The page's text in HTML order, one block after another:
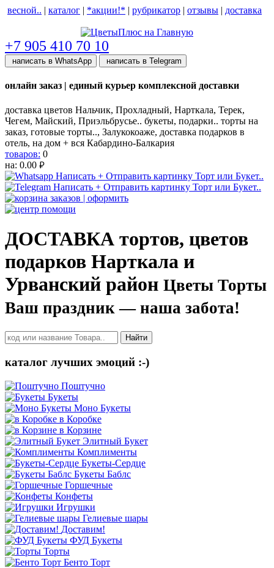
весной.. | каталог | *акции!* | рубрикатор | отзывы | доставка
+7 905 410 70 10
написать в WhatsApp написать в Telegram
онлайн заказ | единый курьер комплексной доставки
доставка цветов Нальчик, Прохладный, Нарткала, Терек,
Чегем, Майский, Приэльбрусье.. букеты, подарки.. торты на
заказ, готовые торты.., Залукокоаже, доставка подарков в
отель, на дом + вся Кабардино-Балкария
товаров: 0
на: 0.00 руб.
ДОСТАВКА тортов, цветов
подарков Нарткала и
Урванский район Цветы Торты
Ваш праздник — наша забота!
Найти
каталог лучших эмоций :-)
Поштучно
Букеты
Моно Букеты
в Коробке
в Корзине
Элитный Букет
Комплименты
Букеты-Сердце
Букеты Баблс
Горшечные
Конфеты
Игрушки
Гелиевые шары
Доставим!
ФУД Букеты
Торты
Бенто Торт